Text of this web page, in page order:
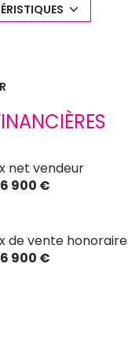
3 parking(s)
net vendeur
900 €
de vente
900 €